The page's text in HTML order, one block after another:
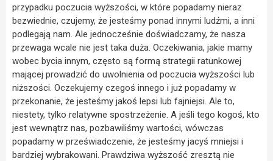
przypadku poczucia wyższości, w które popadamy nieraz
bezwiednie, czujemy, że jesteśmy ponad innymi ludźmi, a inni
podlegają nam. Ale jednocześnie doświadczamy, że nasza
przewaga wcale nie jest taka duża. Oczekiwania, jakie mamy
wobec bycia innym, często są formą strategii ratunkowej
mającej prowadzić do uwolnienia od poczucia wyższości lub
niższości. Oczekujemy czegoś innego i już popadamy w
przekonanie, że jesteśmy jakoś lepsi lub fajniejsi. Ale to,
niestety, tylko relatywne spostrzeżenie. A jeśli tego kogoś, kto
jest wewnątrz nas, pozbawiliśmy wartości, wówczas
popadamy w przeświadczenie, że jesteśmy jacyś mniejsi i
bardziej wybrakowani. Prawdziwa wyższość zresztą nie